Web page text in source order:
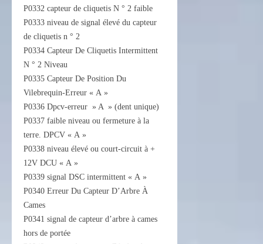
P0332 capteur de cliquetis N ° 2 faible
P0333 niveau de signal élevé du capteur
de cliquetis n ° 2
P0334 Capteur De Cliquetis Intermittent
N ° 2 Niveau
P0335 Capteur De Position Du
Vilebrequin-Erreur « A »
P0336 Dpcv-erreur » A » (dent unique)
P0337 faible niveau ou fermeture à la
terre. DPCV « A »
P0338 niveau élevé ou court-circuit à +
12V DCU « A »
P0339 signal DSC intermittent « A »
P0340 Erreur Du Capteur D’Arbre À
Cames
P0341 signal de capteur d’arbre à cames
hors de portée